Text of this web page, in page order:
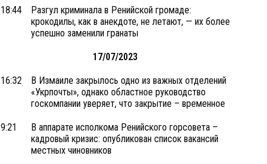
18:44
Разгул криминала в Ренийской громаде:
крокодилы, как в анекдоте, не летают, — их более
успешно заменили гранаты
17/07/2023
16:32
В Измаиле закрылось одно из важных отделений
«Укрпочты», однако областное руководство
госкомпании уверяет, что закрытие – временное
9:21
В аппарате исполкома Ренийского горсовета –
кадровый кризис: опубликован список вакансий
местных чиновников